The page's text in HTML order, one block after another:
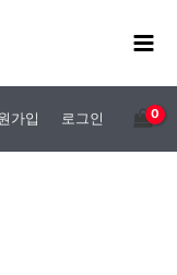
가입 로그인